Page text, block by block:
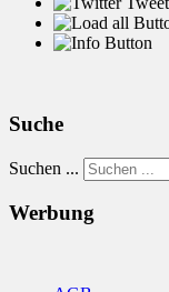
Suche
Suchen ...
Werbung